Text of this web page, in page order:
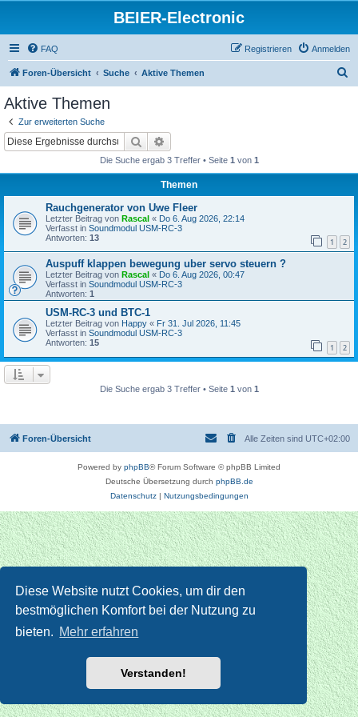
Diese Website nutzt Cookies, um dir den
bestmöglichen Komfort bei der Nutzung zu
bieten. Mehr erfahren
Verstanden!
BEIER-Electronic
FAQ Anmelden
Registrieren
Foren-Übersicht Suche Aktive Themen
Aktive Themen
Zur erweiterten Suche
Suche
Die Suche ergab 3 Treffer • Seite 1 von 1
Themen
Rauchgenerator von Uwe Fleer
Letzter Beitrag von Rascal « Do 6. Aug 2026, 22:14
Verfasst in Soundmodul USM-RC-3
Antworten: 13 1 2
Auspuff klappen bewegung uber servo steuern ?
Letzter Beitrag von Rascal « Do 6. Aug 2026, 00:47
Verfasst in Soundmodul USM-RC-3
Antworten: 1
USM-RC-3 und BTC-1
Letzter Beitrag von Happy « Fr 31. Jul 2026, 11:45
Verfasst in Soundmodul USM-RC-3
Antworten: 15 1 2
Die Suche ergab 3 Treffer • Seite 1 von 1
Foren-Übersicht Alle Zeiten sind UTC+02:00
Powered by phpBB® Forum Software © phpBB Limited
Deutsche Übersetzung durch phpBB.de
Datenschutz| Nutzungsbedingungen